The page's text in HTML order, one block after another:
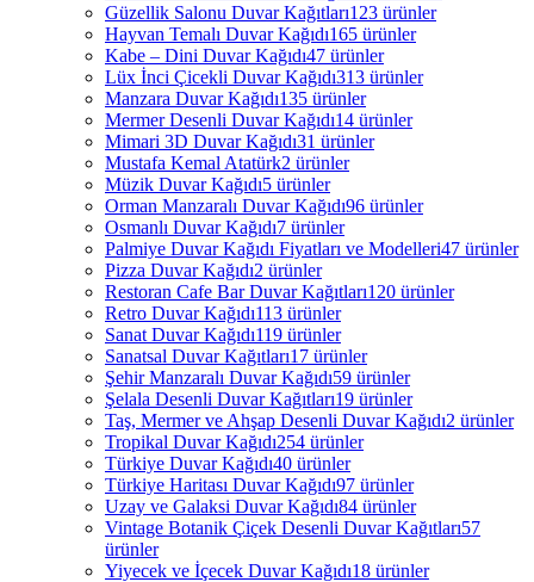
Güzellik Salonu Duvar Kağıtları123 ürünler
Hayvan Temalı Duvar Kağıdı165 ürünler
Kabe – Dini Duvar Kağıdı47 ürünler
Lüx İnci Çicekli Duvar Kağıdı313 ürünler
Manzara Duvar Kağıdı135 ürünler
Mermer Desenli Duvar Kağıdı14 ürünler
Mimari 3D Duvar Kağıdı31 ürünler
Mustafa Kemal Atatürk2 ürünler
Müzik Duvar Kağıdı5 ürünler
Orman Manzaralı Duvar Kağıdı96 ürünler
Osmanlı Duvar Kağıdı7 ürünler
Palmiye Duvar Kağıdı Fiyatları ve Modelleri47 ürünler
Pizza Duvar Kağıdı2 ürünler
Restoran Cafe Bar Duvar Kağıtları120 ürünler
Retro Duvar Kağıdı113 ürünler
Sanat Duvar Kağıdı119 ürünler
Sanatsal Duvar Kağıtları17 ürünler
Şehir Manzaralı Duvar Kağıdı59 ürünler
Şelala Desenli Duvar Kağıtları19 ürünler
Taş, Mermer ve Ahşap Desenli Duvar Kağıdı2 ürünler
Tropikal Duvar Kağıdı254 ürünler
Türkiye Duvar Kağıdı40 ürünler
Türkiye Haritası Duvar Kağıdı97 ürünler
Uzay ve Galaksi Duvar Kağıdı84 ürünler
Vintage Botanik Çiçek Desenli Duvar Kağıtları57
ürünler
Yiyecek ve İçecek Duvar Kağıdı18 ürünler